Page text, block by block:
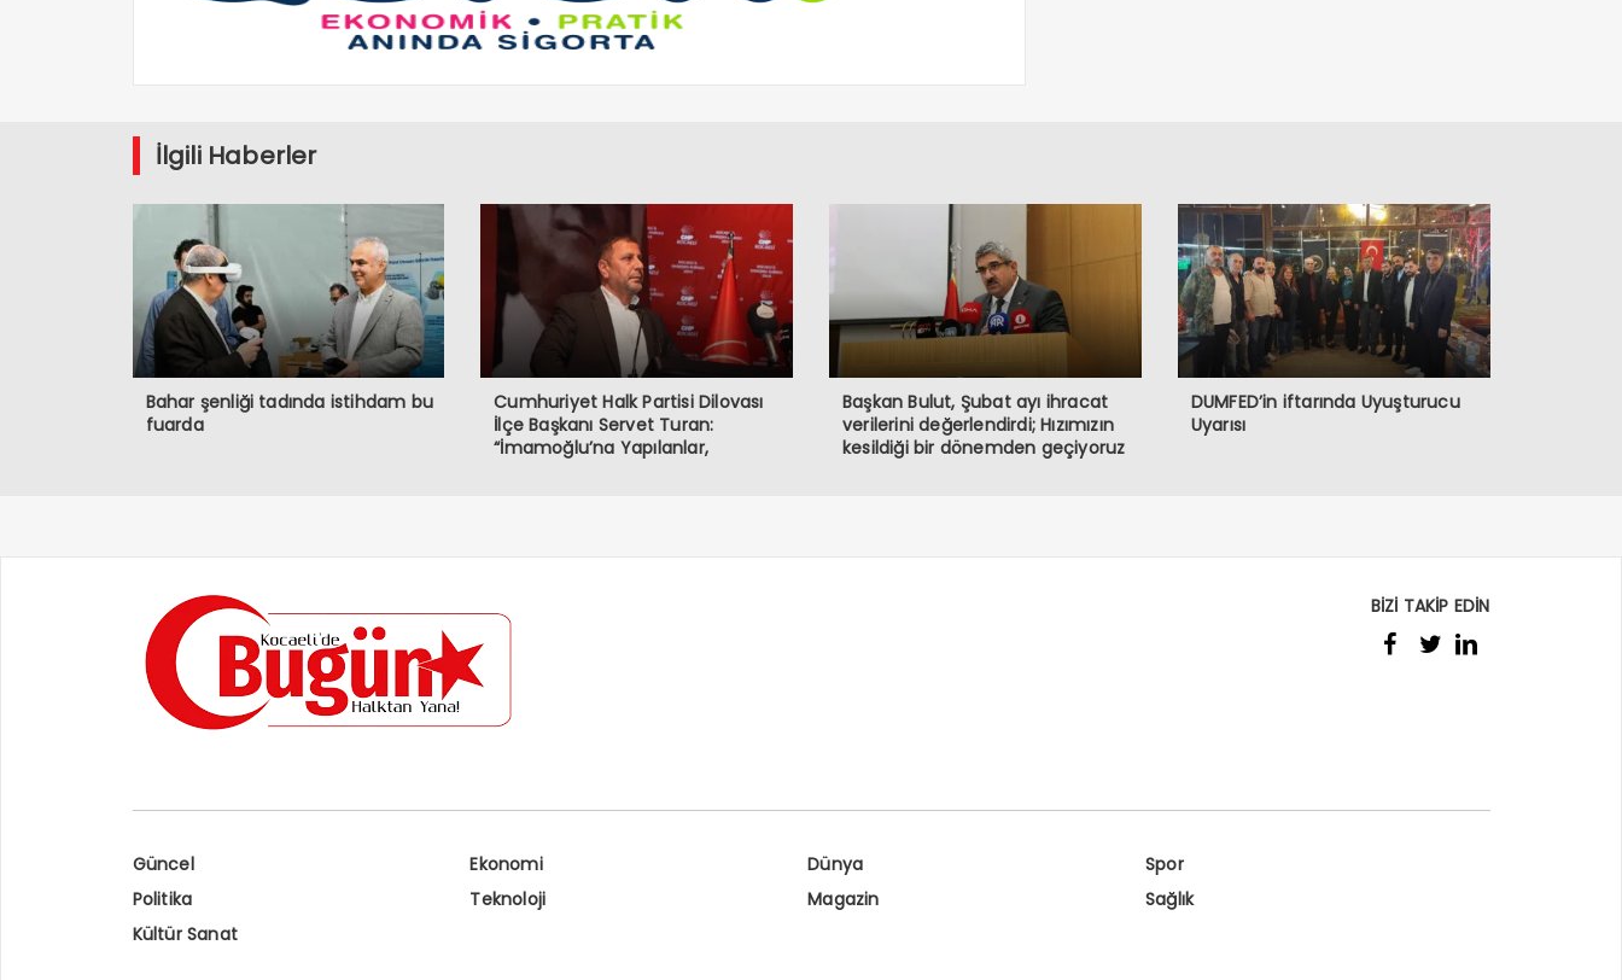
İlgili Haberler
Bahar şenliği tadında istihdam bu
fuarda
Cumhuriyet Halk Partisi Dilovası
İlçe Başkanı Servet Turan:
“İmamoğlu’na Yapılanlar,
Başkan Bulut, Şubat ayı ihracat
verilerini değerlendirdi; Hızımızın
kesildiği bir dönemden geçiyoruz
DUMFED’in iftarında Uyuşturucu
Uyarısı
BİZİ TAKİP EDİN
Güncel Ekonomi Dünya
Spor
Politika
Teknoloji Magazin
Sağlık
Kültür Sanat